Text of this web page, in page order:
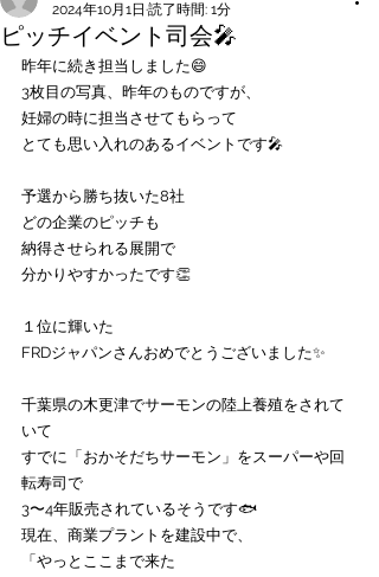
ピッチイベント司会🎤
2024年10月1日 読了時間: 1分
昨年に続き担当しました😄
3枚目の写真、昨年のものですが、
妊婦の時に担当させてもらって
とても思い入れのあるイベントです🎤
予選から勝ち抜いた8社
どの企業のピッチも
納得させられる展開で
分かりやすかったです👏
１位に輝いた
FRDジャパンさんおめでとうございました✨
千葉県の木更津でサーモンの陸上養殖をされて
いて
すでに「おかそだちサーモン」をスーパーや回
転寿司で
3〜4年販売されているそうです🐟
現在、商業プラントを建設中で、
「やっとここまで来た